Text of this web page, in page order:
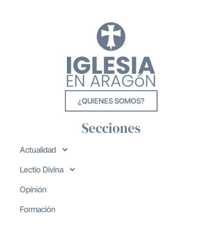
¿QUIENES SOMOS?
Secciones
Actualidad
Lectio Divina
Opinión
Formación